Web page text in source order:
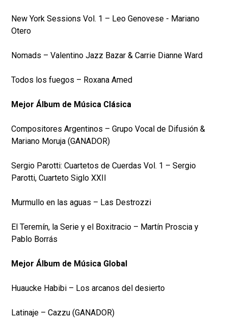
New York Sessions Vol. 1 – Leo Genovese - Mariano
Otero
Nomads – Valentino Jazz Bazar & Carrie Dianne Ward
Todos los fuegos – Roxana Amed
Mejor Álbum de Música Clásica
Compositores Argentinos – Grupo Vocal de Difusión &
Mariano Moruja (GANADOR)
Sergio Parotti: Cuartetos de Cuerdas Vol. 1 – Sergio
Parotti, Cuarteto Siglo XXII
Murmullo en las aguas – Las Destrozzi
El Teremín, la Serie y el Boxitracio – Martín Proscia y
Pablo Borrás
Mejor Álbum de Música Global
Huaucke Habibi – Los arcanos del desierto
Latinaje – Cazzu (GANADOR)